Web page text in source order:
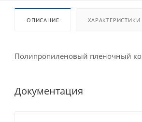
ОПИСАНИЕ ХАРАКТЕРИСТИКИ
Полипропиленовый пленочный
Документация